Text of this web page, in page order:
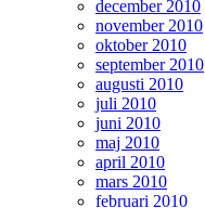
december 2010
november 2010
oktober 2010
september 2010
augusti 2010
juli 2010
juni 2010
maj 2010
april 2010
mars 2010
februari 2010